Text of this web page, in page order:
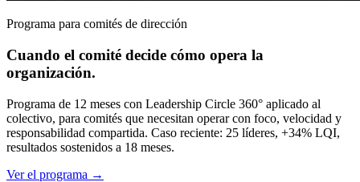
Programa para comités de dirección
Cuando el comité decide cómo opera la
organización.
Programa de 12 meses con Leadership Circle 360° aplicado al
colectivo, para comités que necesitan operar con foco, velocidad y
responsabilidad compartida. Caso reciente: 25 líderes, +34% LQI,
resultados sostenidos a 18 meses.
Ver el programa →